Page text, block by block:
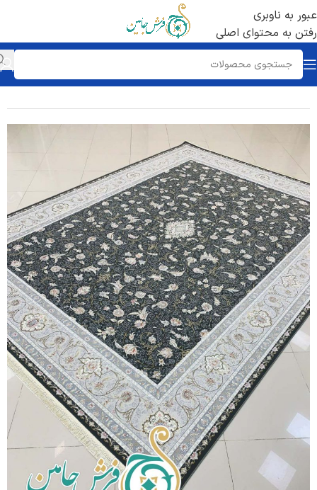
عبور به ناوبری
رفتن به محتوای اصلی
خانه/فرش 1700 شانه /تراکم 5100